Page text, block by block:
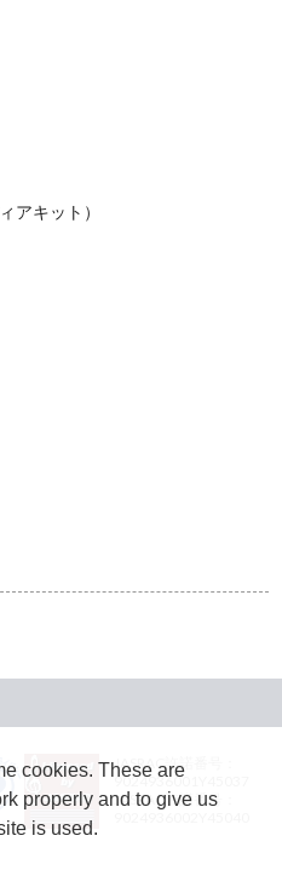
アキット）
JASRAC許諾番号：
9024936001Y45037
JASRAC許諾番号：
cookies. These are
properly and to give us
is used.